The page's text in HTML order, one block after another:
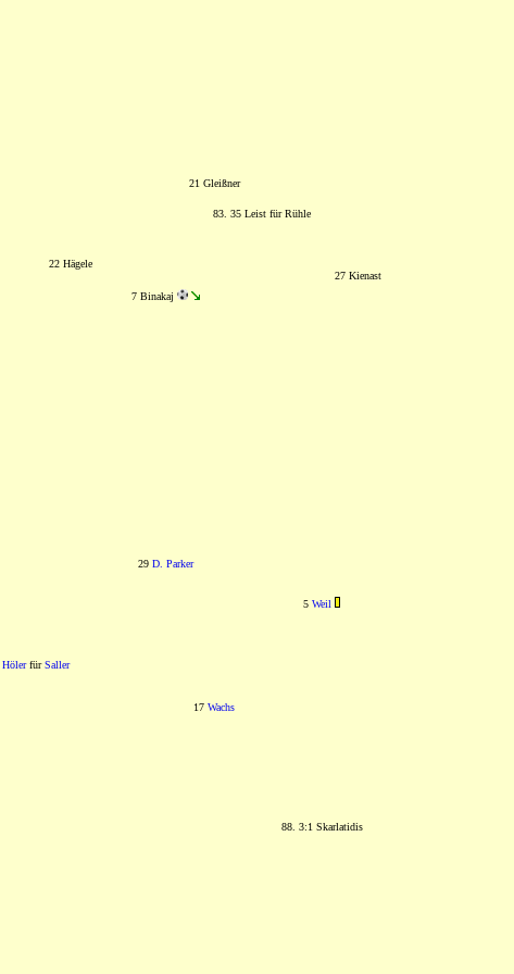
21 Gleißner
83. 35 Leist für Rühle
22 Hägele
27 Kienast
7 Binakaj
29 D. Parker
5 Weil
HölerfürSaller
17 Wachs
88. 3:1 Skarlatidis